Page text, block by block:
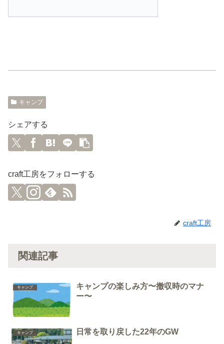
キャンプ
シェアする
craft工房をフォローする
craft工房
関連記事
キャンプ
キャンプの楽しみ方〜撤収時のマナ
ー〜
キャンプ 日常を取り戻した22年のGW